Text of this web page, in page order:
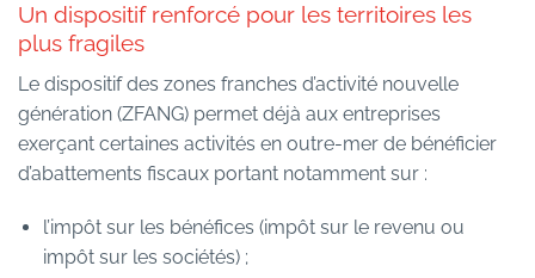
Un dispositif renforcé pour les territoires les
plus fragiles
Le dispositif des zones franches d’activité nouvelle
génération (ZFANG) permet déjà aux entreprises
exerçant certaines activités en outre-mer de bénéficier
d’abattements fiscaux portant notamment sur :
l’impôt sur les bénéfices (impôt sur le revenu ou
impôt sur les sociétés) ;